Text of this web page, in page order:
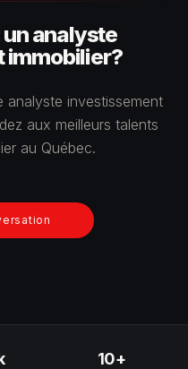
analyste
immobilier?
analyste investissement
aux meilleurs talents
au Québec.
10+